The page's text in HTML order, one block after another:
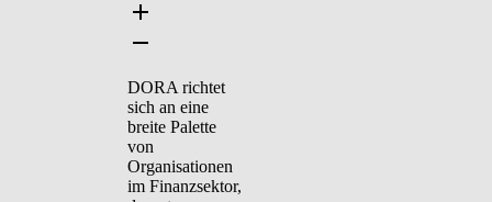
DORA richtet
sich an eine
breite Palette
von
Organisationen
im Finanzsektor,